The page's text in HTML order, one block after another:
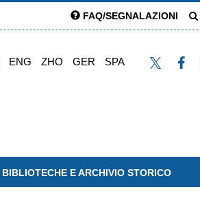
FAQ/SEGNALAZIONI
ENG ZHO GER SPA
BIBLIOTECHE E ARCHIVIO STORICO